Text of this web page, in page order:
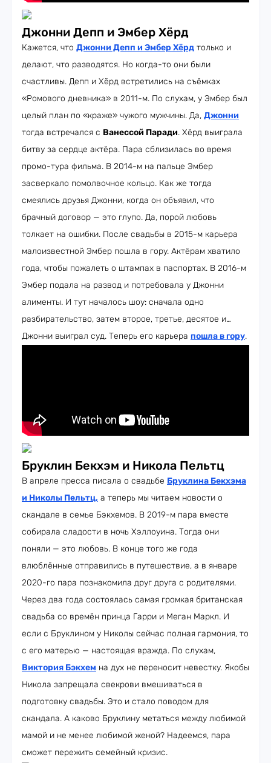
Джонни Депп и Эмбер Хёрд
Кажется, что Джонни Депп и Эмбер Хёрд только и
делают, что разводятся. Но когда-то они были
счастливы. Депп и Хёрд встретились на съёмках
«Ромового дневника» в 2011-м. По слухам, у Эмбер был
целый план по «краже» чужого мужчины. Да, Джонни
тогда встречался с Ванессой Паради. Хёрд выиграла
битву за сердце актёра. Пара сблизилась во время
промо-тура фильма. В 2014-м на пальце Эмбер
засверкало помолвочное кольцо. Как же тогда
смеялись друзья Джонни, когда он объявил, что
брачный договор — это глупо. Да, порой любовь
толкает на ошибки. После свадьбы в 2015-м карьера
малоизвестной Эмбер пошла в гору. Актёрам хватило
года, чтобы пожалеть о штампах в паспортах. В 2016-м
Эмбер подала на развод и потребовала у Джонни
алименты. И тут началось шоу: сначала одно
разбирательство, затем второе, третье, десятое и…
Джонни выиграл суд. Теперь его карьера пошла в гору.
Бруклин Бекхэм и Никола Пельтц
В апреле пресса писала о свадьбе Бруклина Бекхэма
и Николы Пельтц, а теперь мы читаем новости о
скандале в семье Бэкхемов. В 2019-м пара вместе
собирала сладости в ночь Хэллоуина. Тогда они
поняли — это любовь. В конце того же года
влюблённые отправились в путешествие, а в январе
2020-го пара познакомила друг друга с родителями.
Через два года состоялась самая громкая британская
свадьба со времён принца Гарри и Меган Маркл. И
если с Бруклином у Николы сейчас полная гармония, то
с его матерью — настоящая вражда. По слухам,
Виктория Бэкхем на дух не переносит невестку. Якобы
Никола запрещала свекрови вмешиваться в
подготовку свадьбы. Это и стало поводом для
скандала. А каково Бруклину метаться между любимой
мамой и не менее любимой женой? Надеемся, пара
сможет пережить семейный кризис.